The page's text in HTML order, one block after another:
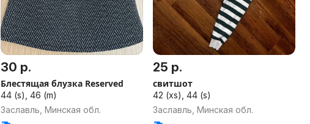
30 р.
Блестящая блузка Reserved
44 (s), 46 (m)
Заславль, Минская обл.
25 р.
свитшот
42 (xs), 44 (s)
Заславль, Минская обл.